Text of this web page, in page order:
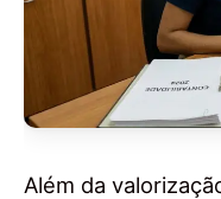
Além da